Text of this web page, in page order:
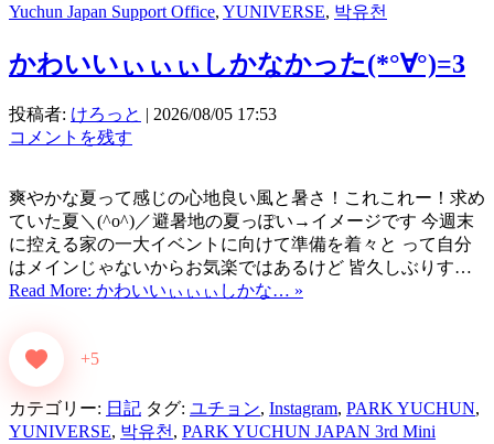
Yuchun Japan Support Office, YUNIVERSE, 박유천
かわいいぃぃぃしかなかった(*°∀°)=3
投稿者: けろっと | 2026/08/05 17:53
コメントを残す
爽やかな夏って感じの心地良い風と暑さ！これこれー！求め
ていた夏＼(^o^)／避暑地の夏っぽい→イメージです 今週末
に控える家の一大イベントに向けて準備を着々と って自分
はメインじゃないからお気楽ではあるけど 皆久しぶりす…
Read More: かわいいぃぃぃしかな… »
+5
カテゴリー: 日記 タグ: ユチョン, Instagram, PARK YUCHUN,
YUNIVERSE, 박유천 , PARK YUCHUN JAPAN 3rd Mini